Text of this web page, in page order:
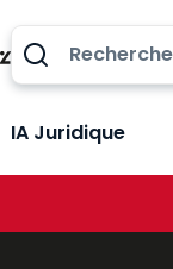
IA Juridique